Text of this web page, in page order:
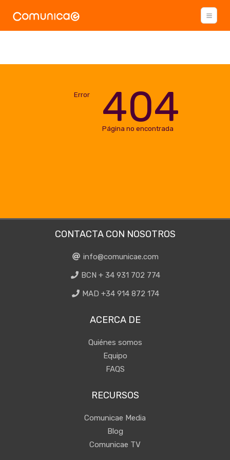
Error 404
Página no encontrada
CONTACTA CON NOSOTROS
info@comunicae.com
BCN + 34 931 702 774
MAD +34 914 872 174
ACERCA DE
Quiénes somos
Equipo
FAQS
RECURSOS
Comunicae Media
Blog
Comunicae TV